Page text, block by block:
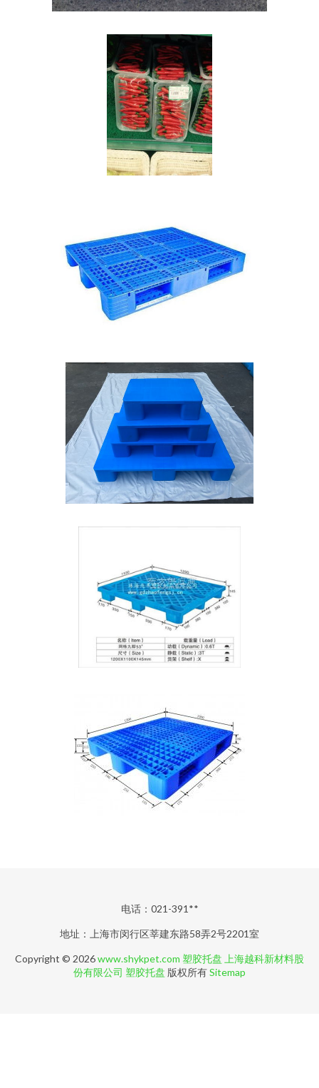
电话：021-391**
地址：上海市闵行区莘建东路58弄2号2201室
Copyright © 2026www.shykpet.com 塑胶托盘 上海越科新材料股
份有限公司 塑胶托盘 版权所有Sitemap